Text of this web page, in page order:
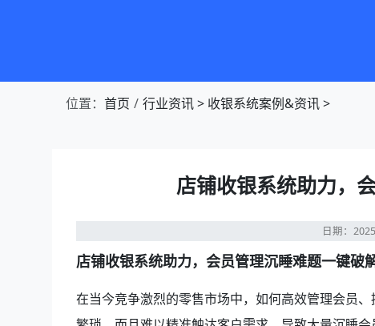
位置： 首页 行业资讯> 收银系统案例&资讯>
店铺收银系统助力，
日期：
店铺收银系统助力，会员管理沉睡难题一键破
在当今竞争激烈的零售市场中，如何高效管理会员